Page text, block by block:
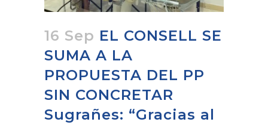
16 Sep EL CONSELL SE
SUMA A LA
PROPUESTA DEL PP
SIN CONCRETAR
Sugrañes: “Gracias al